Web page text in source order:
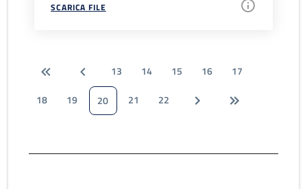
SCARICA FILE
13 14 15 16
17
18
19 20 21 22